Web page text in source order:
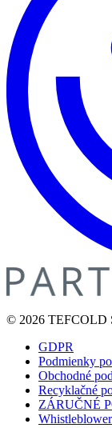
© 2026 TEFCOLD
GDPR
Podmienky
Obchodné
Recyklačné
ZÁRUČNÉ
Whistleblower